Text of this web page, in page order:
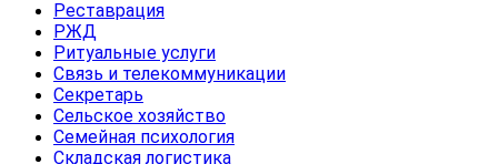
Реставрация
РЖД
Ритуальные услуги
Связь и телекоммуникации
Секретарь
Сельское хозяйство
Семейная психология
Складская логистика